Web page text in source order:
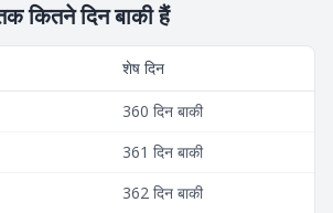
कितने दिन बाकी हैं
शेष दिन
360 दिन बाकी
361 दिन बाकी
362 दिन बाकी